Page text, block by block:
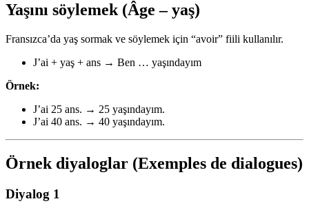
Yaşını söylemek (Âge – yaş)
Fransızca’da yaş sormak ve söylemek için “avoir” fiili kullanılır.
J’ai + yaş + ans → Ben … yaşındayım
Örnek:
J’ai 25 ans. → 25 yaşındayım.
J’ai 40 ans. → 40 yaşındayım.
Örnek diyaloglar (Exemples de dialogues)
Diyalog 1